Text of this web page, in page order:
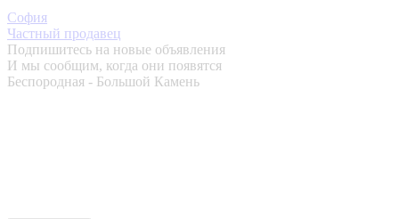
София
Частный продавец
Подпишитесь на новые объявления
И мы сообщим, когда они появятся
Беспородная - Большой Камень